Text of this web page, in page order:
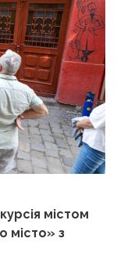
містом
місто» з